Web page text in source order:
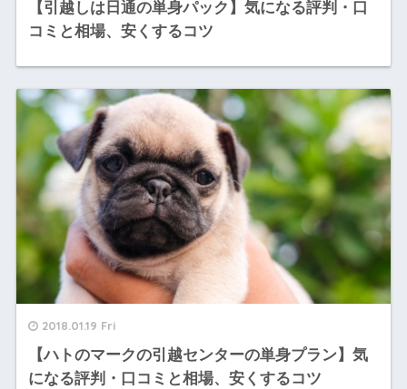
【引越しは日通の単身パック】気になる評判・口
コミと相場、安くするコツ
2018.01.19 Fri
【ハトのマークの引越センターの単身プラン】気
になる評判・口コミと相場、安くするコツ